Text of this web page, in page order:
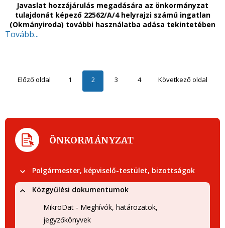
Javaslat hozzájárulás megadására az önkormányzat
tulajdonát képező 22562/A/4 helyrajzi számú ingatlan
(Okmányiroda) további használatba adása tekintetében
Tovább...
Előző oldal 1 2 3 4 Következő oldal
ÖNKORMÁNYZAT
Polgármester, képviselő-testület, bizottságok
Közgyűlési dokumentumok
MikroDat - Meghívók, határozatok,
jegyzőkönyvek